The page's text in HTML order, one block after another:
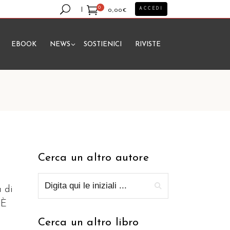
0
0,00€
prodotto nel carrello.
ACCEDI
EBOOK NEWS SOSTIENICI RIVISTE
di
Cerca un altro autore
Cerca un altro libro